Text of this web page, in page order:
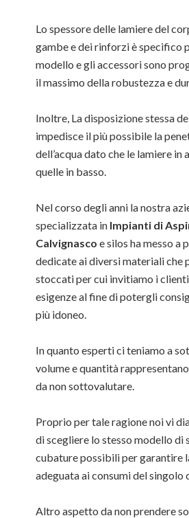
Lo spessore delle lamiere del
gambe e dei rinforzi è specifico
modello e gli accessori sono
il massimo della robustezza e
Inoltre, La disposizione stessa
impedisce il più possibile la
dell’acqua dato che le lamiere in
quelle in basso.
Nel corso degli anni la nostra
specializzata in Impianti di
Calvignasco e silos ha messo a
dedicate ai diversi materiali che
stoccati per cui invitiamo i
esigenze al fine di potergli
più idoneo.
In quanto esperti ci teniamo a
volume e quantità
da non sottovalutare.
Proprio per tale ragione noi vi
di scegliere lo stesso modello di
cubature possibili per garantire
adeguata ai consumi del singolo
Altro aspetto da non prendere